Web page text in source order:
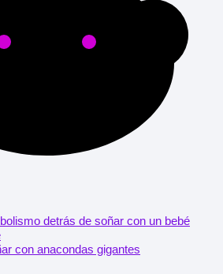
detrás de soñar con un bebé
con anacondas gigantes